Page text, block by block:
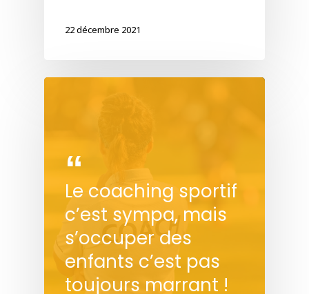
22 décembre 2021
Le coaching sportif
c’est sympa, mais
s’occuper des
enfants c’est pas
toujours marrant !